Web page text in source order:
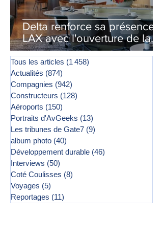
Delta renforce sa présence à
LAX avec l'ouverture de la
première phase d'un second
salon Delta One
Tous les articles (1 458)
Actualités (874)
Compagnies (942)
Constructeurs (128)
Aéroports (150)
Portraits d'AvGeeks (13)
Les tribunes de Gate7 (9)
album photo (40)
Développement durable (46)
Interviews (50)
Coté Coulisses (8)
Voyages (5)
Reportages (11)